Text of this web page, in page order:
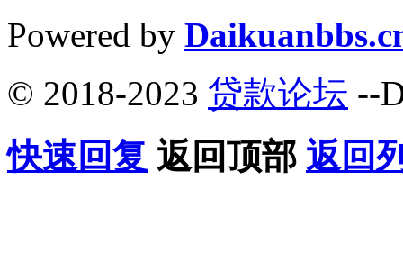
Powered by
© 2018-2023 贷款论坛 --
快速回复 返回顶部 返回